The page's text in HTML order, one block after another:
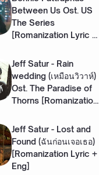
Between Us Ost. US
The Series
[Romanization Lyric +
Jeff Satur - Rain
wedding (เหมือนวิวาห์)
Ost. The Paradise of
Thorns [Romanization
Jeff Satur - Lost and
Found (ฉันก่อนเจอเธอ)
[Romanization Lyric +
Eng]